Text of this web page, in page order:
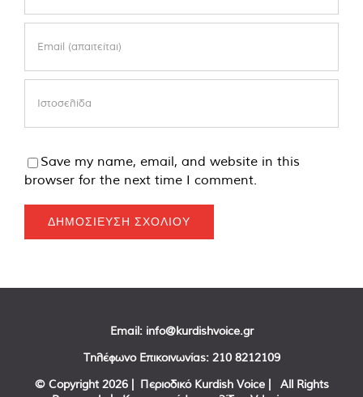
Save my name, email, and website in this
browser for the next time I comment.
Email: info@kurdishvoice.gr
Τηλέφωνο Επικοινωνίας: 210 8212109
© Copyright 2026 | Περιοδικό Kurdish Voice | All Rights